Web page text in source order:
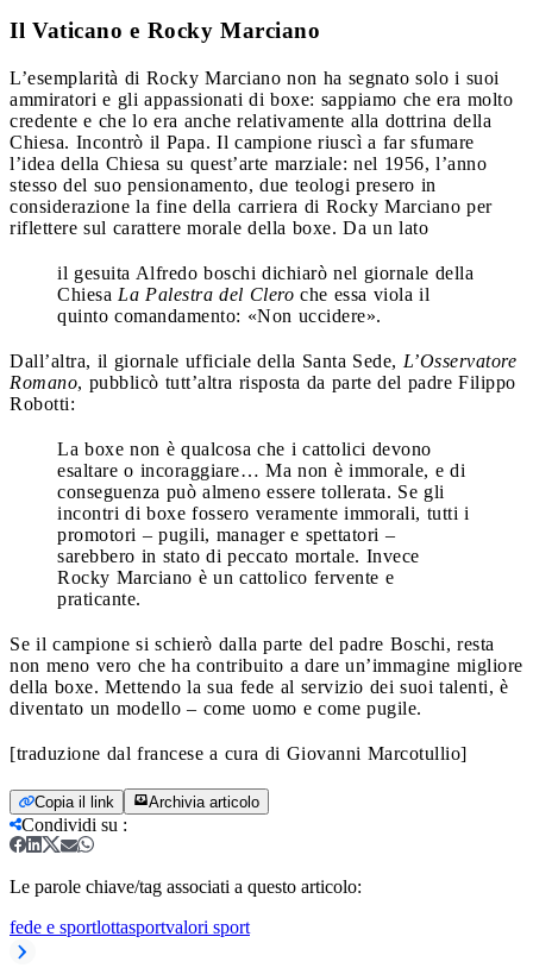
Il Vaticano e Rocky Marciano
L’esemplarità di Rocky Marciano non ha segnato solo i suoi
ammiratori e gli appassionati di boxe: sappiamo che era molto
credente e che lo era anche relativamente alla dottrina della
Chiesa. Incontrò il Papa. Il campione riuscì a far sfumare
l’idea della Chiesa su quest’arte marziale: nel 1956, l’anno
stesso del suo pensionamento, due teologi presero in
considerazione la fine della carriera di Rocky Marciano per
riflettere sul carattere morale della boxe. Da un lato
il gesuita Alfredo boschi dichiarò nel giornale della
Chiesa La Palestra del Clero che essa viola il
quinto comandamento: «Non uccidere».
Dall’altra, il giornale ufficiale della Santa Sede, L’Osservatore
Romano, pubblicò tutt’altra risposta da parte del padre Filippo
Robotti:
La boxe non è qualcosa che i cattolici devono
esaltare o incoraggiare… Ma non è immorale, e di
conseguenza può almeno essere tollerata. Se gli
incontri di boxe fossero veramente immorali, tutti i
promotori – pugili, manager e spettatori –
sarebbero in stato di peccato mortale. Invece
Rocky Marciano è un cattolico fervente e
praticante.
Se il campione si schierò dalla parte del padre Boschi, resta
non meno vero che ha contribuito a dare un’immagine migliore
della boxe. Mettendo la sua fede al servizio dei suoi talenti, è
diventato un modello – come uomo e come pugile.
[traduzione dal francese a cura di Giovanni Marcotullio]
Copia il link Archivia articolo
Condividi su :
Le parole chiave/tag associati a questo articolo:
fede e sportlottasportvalori sport